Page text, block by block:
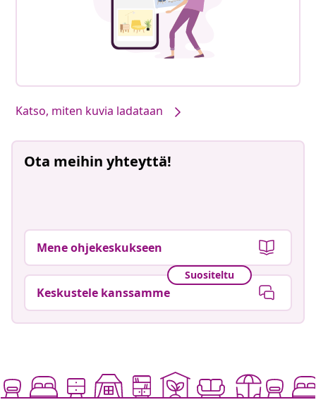
Katso, miten kuvia ladataan
Ota meihin yhteyttä!
Mene ohjekeskukseen
Suositeltu
Keskustele kanssamme